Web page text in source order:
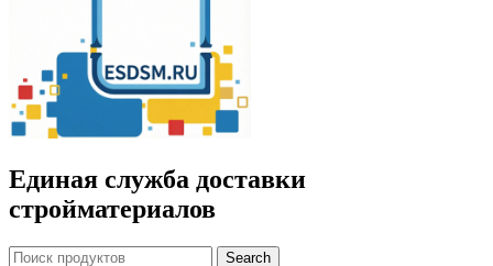
Единая служба доставки
стройматериалов
Search